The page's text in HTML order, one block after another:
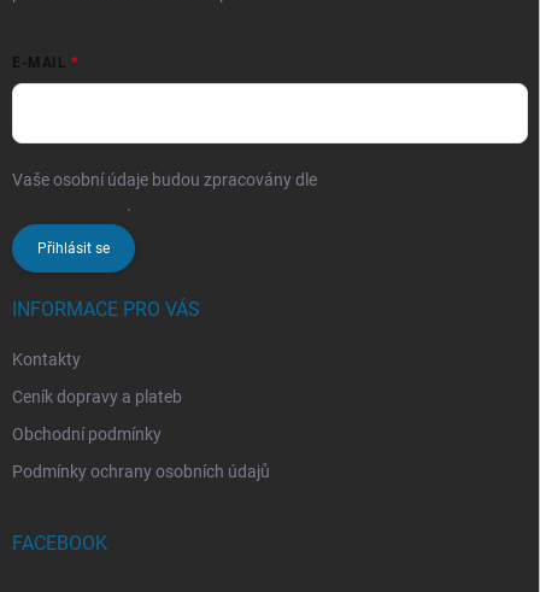
E-MAIL
Vaše osobní údaje budou zpracovány dle
.
Přihlásit se
INFORMACE PRO VÁS
Kontakty
Ceník dopravy a plateb
Obchodní podmínky
Podmínky ochrany osobních údajů
FACEBOOK